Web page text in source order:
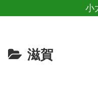
小
滋賀